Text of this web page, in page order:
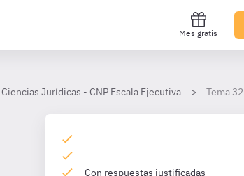
Mes gratis
Ciencias Jurídicas - CNP Escala Ejecutiva Tema 32
Con respuestas justificadas